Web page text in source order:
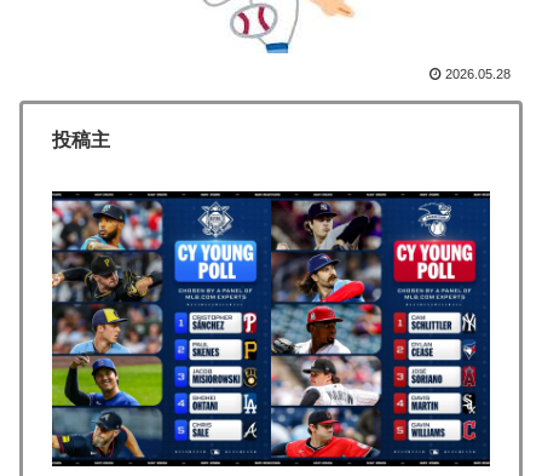
さに冷や汗をかいた‥」
海外「騙されるな！」FIFA会長の謝罪に海外大騒ぎ！
可能性を報道！韓国が外国人審判団に不適切接待をした
▶ 海外「最も幸運な歴史を歩んできた国ってどこだと思
う？」
▶ 海外「日本の積載技術は凄いな！」熊本地震の激しい揺
れでも積み荷が安定している日本のトラックを見た海外
の反応
▶
海外「日本人は何に使ってるんだ？」 世界的ブームの
日本の食品、買ってみたものの使い道が分からない外国
人が続出
2026.05.28
投稿主